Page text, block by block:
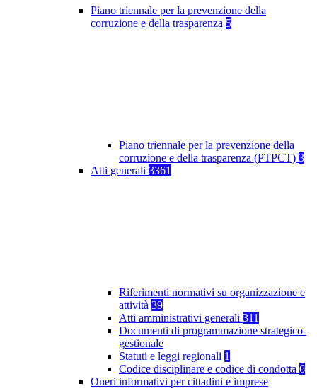
Piano triennale per la prevenzione della
corruzione e della trasparenza 5
Piano triennale per la prevenzione della
corruzione e della trasparenza (PTPCT) 3
Atti generali 3361
Riferimenti normativi su organizzazione e
attività 39
Atti amministrativi generali 311
Documenti di programmazione strategico-
gestionale
Statuti e leggi regionali 1
Codice disciplinare e codice di condotta 6
Oneri informativi per cittadini e imprese